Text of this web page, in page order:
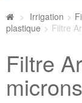
> Irrigation >
plastique > Filtre
Filtre
microns